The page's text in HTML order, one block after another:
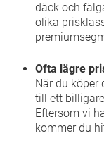
däck och
olika
Ofta lägre
När du köper
till ett
Eftersom vi
kommer du